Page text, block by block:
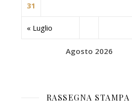
Agosto 2026
« Luglio
31
RASSEGNA STAMPA